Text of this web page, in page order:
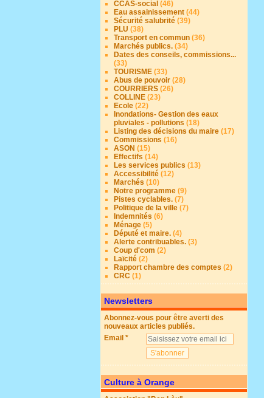
CCAS-social (46)
Eau assainissement (44)
Sécurité salubrité (39)
PLU (38)
Transport en commun (36)
Marchés publics. (34)
Dates des conseils, commissions...
(33)
TOURISME (33)
Abus de pouvoir (28)
COURRIERS (26)
COLLINE (23)
Ecole (22)
Inondations- Gestion des eaux
pluviales - pollutions (18)
Listing des décisions du maire (17)
Commissions (16)
ASON (15)
Effectifs (14)
Les services publics (13)
Accessibilité (12)
Marchés (10)
Notre programme (9)
Pistes cyclables. (7)
Politique de la ville (7)
Indemnités (6)
Ménage (5)
Député et maire. (4)
Alerte contribuables. (3)
Coup d'com (2)
Laïcité (2)
Rapport chambre des comptes (2)
CRC (1)
Newsletters
Abonnez-vous pour être averti des
nouveaux articles publiés.
Email
Culture à Orange